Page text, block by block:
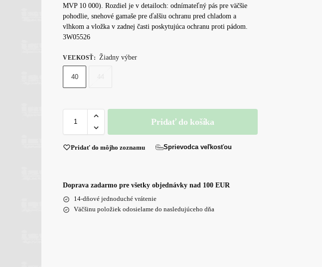
MVP 10 000). Rozdiel je v detailoch: odnímateľný pás pre väčšie
pohodlie, snehové gamaše pre ďalšiu ochranu pred chladom a
vlhkom a vložka v zadnej časti poskytujúca ochranu proti pádom.
3W05526
VEĽKOSŤ: Žiadny výber
40
Pridať do košíka
Pridať do môjho zoznamu Sprievodca veľkosťou
Doprava zadarmo pre všetky objednávky nad 100 EUR
14-dňové jednoduché vrátenie
Väčšinu položiek odosielame do nasledujúceho dňa